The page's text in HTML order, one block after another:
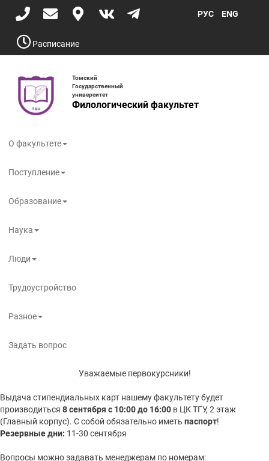
Перейти
содержаниюРасписание
РУС ENG
Томский
Государственный
университет
Филологический факультет
О факультете
Поступление
Образование
Наука
Люди
Трудоустройство
Разное
Задать вопрос
Уважаемые первокурсники!
Выдача стипендиальных карт нашему факультету будет
производиться 8 сентября с 10:00 до 16:00 в ЦК ТГУ, 2 этаж
(Главный корпус). С собой обязательно иметь паспорт!
Резервные дни: 11-30 сентября
Вопросы можно задавать менеджерам по номерам: